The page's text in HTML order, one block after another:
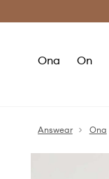
Ona On
Answear Ona